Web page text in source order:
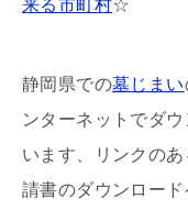
来る市町村☆
静岡県での墓じまい
ンターネットでダ
います、リンクの
請書のダウンロード